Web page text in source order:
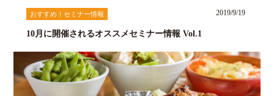
おすすめ！セミナー情報 2019/9/19
10月に開催されるオススメセミナー情報 Vol.1